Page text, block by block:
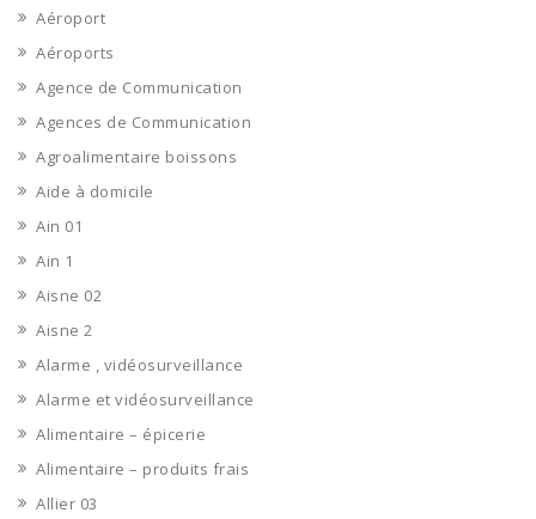
Aéroport
Aéroports
Agence de Communication
Agences de Communication
Agroalimentaire boissons
Aide à domicile
Ain 01
Ain 1
Aisne 02
Aisne 2
Alarme , vidéosurveillance
Alarme et vidéosurveillance
Alimentaire – épicerie
Alimentaire – produits frais
Allier 03